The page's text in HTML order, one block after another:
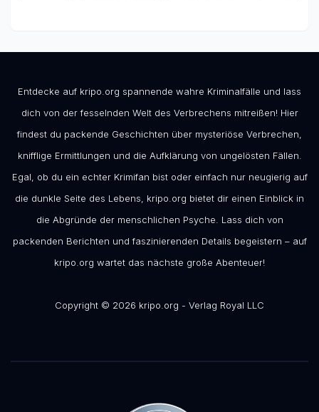
Entdecke auf kripo.org spannende wahre Kriminalfälle und lass
dich von der fesselnden Welt des Verbrechens mitreißen! Hier
findest du packende Geschichten über mysteriöse Verbrechen,
knifflige Ermittlungen und die Aufklärung von ungelösten Fällen.
Egal, ob du ein echter Krimifan bist oder einfach nur neugierig auf
die dunkle Seite des Lebens, kripo.org bietet dir einen Einblick in
die Abgründe der menschlichen Psyche. Lass dich von
packenden Berichten und faszinierenden Details begeistern – auf
kripo.org wartet das nächste große Abenteuer!
Copyright © 2026 kripo.org - Verlag Royal LLC